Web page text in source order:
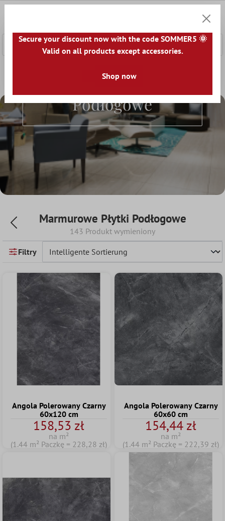
Koszyk
Wygląd
Marmurowe Płytki
Podłogowe
Marmurowe Płytki Podłogowe
143 Produkt wymieniony
Filtry
Angola Polerowany Czarny
60x120 cm
158,53 zł
na m²
(1.44 m² Paczkę = 228,28 zł)
Angola Polerowany Czarny
60x60 cm
154,44 zł
na m²
(1.44 m² Paczkę = 222,39 zł)
Secure your discount now with the code SOMMER5 🌞
Valid on all products except accessories.
Shop now